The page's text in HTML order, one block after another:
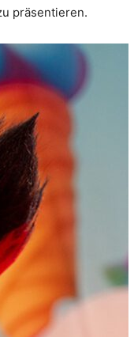
präsentieren.